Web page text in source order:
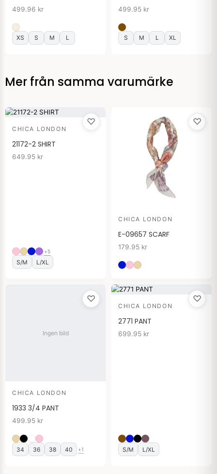
499.96 kr
XS S M L
499.95 kr
S M L XL
Mer från samma varumärke
♡
CHICA LONDON
21172-2 SHIRT
649.95 kr
+5
S/M L/XL
♡
CHICA LONDON
E-09657 SCARF
179.95 kr
♡
Ingen bild
CHICA LONDON
1933 3/4 PANT
499.95 kr
34 36 38 40 +1
♡
CHICA LONDON
2771 PANT
699.95 kr
S/M L/XL